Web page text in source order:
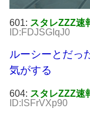
601: スタレZZZ速
ID:FDJSGIqJ0
ルーシーとだっ
気がする
604: スタレZZZ速
ID:lSFrVXp90